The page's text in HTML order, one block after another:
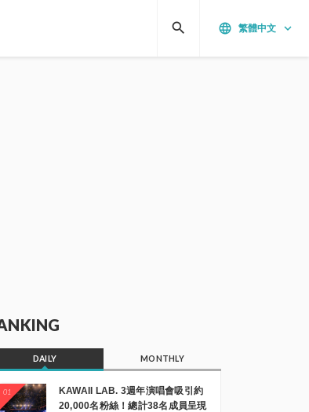
language 繁體中文 keyboard_arrow_down
search
DAILY MONTHLY
01
KAWAII LAB. 3週年演唱會吸引約
20,000名粉絲！總計38名成員呈現